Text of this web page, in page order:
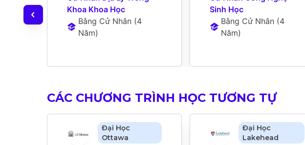
Khoa Khoa Học
Bằng Cử Nhân (4
Năm)
Sinh Học
Bằng Cử Nhân (4
Năm)
CÁC CHƯƠNG TRÌNH HỌC TƯƠNG TỰ
Đại Học
Ottawa
Đại Học
Lakehead